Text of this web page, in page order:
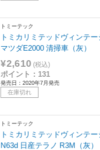
トミーテック
トミカリミテッドヴィンテー
マツダE2000 清掃車（灰）
¥2,610 (税込)
ポイント：131
発売日：2020年7月発売
在庫切れ
トミーテック
トミカリミテッドヴィンテ
N63d 日産テラノ R3M（灰）